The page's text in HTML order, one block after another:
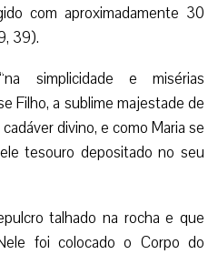
com aproximadamente 30
39).
simplicidade e misérias
Filho, a sublime majestade de
divino, e como Maria se
tesouro depositado no seu
talhado na rocha e que
foi colocado o Corpo do